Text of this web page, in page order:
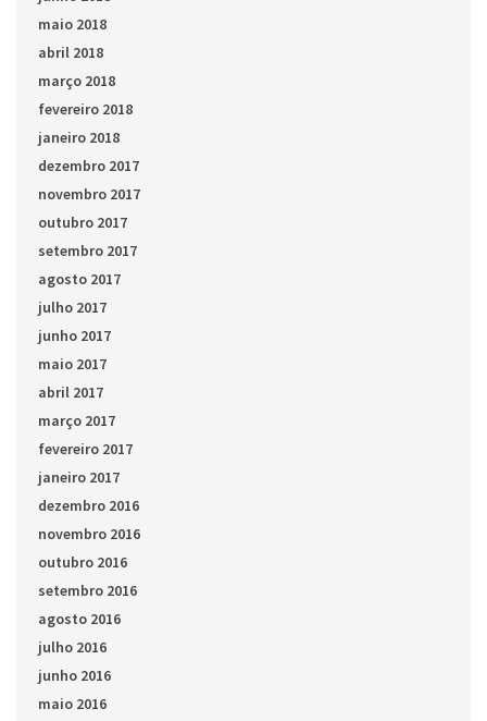
maio 2018
abril 2018
março 2018
fevereiro 2018
janeiro 2018
dezembro 2017
novembro 2017
outubro 2017
setembro 2017
agosto 2017
julho 2017
junho 2017
maio 2017
abril 2017
março 2017
fevereiro 2017
janeiro 2017
dezembro 2016
novembro 2016
outubro 2016
setembro 2016
agosto 2016
julho 2016
junho 2016
maio 2016